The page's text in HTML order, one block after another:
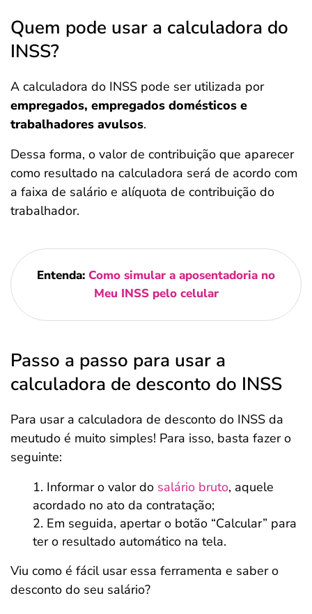
Quem pode usar a calculadora do
INSS?
A calculadora do INSS pode ser utilizada por
empregados, empregados domésticos e
trabalhadores avulsos.
Dessa forma, o valor de contribuição que aparecer
como resultado na calculadora será de acordo com
a faixa de salário e alíquota de contribuição do
trabalhador.
Entenda: Como simular a aposentadoria no
Meu INSS pelo celular
Passo a passo para usar a
calculadora de desconto do INSS
Para usar a calculadora de desconto do INSS da
meutudo é muito simples! Para isso, basta fazer o
seguinte:
Informar o valor do salário bruto, aquele
acordado no ato da contratação;
Em seguida, apertar o botão “Calcular” para
ter o resultado automático na tela.
Viu como é fácil usar essa ferramenta e saber o
desconto do seu salário?